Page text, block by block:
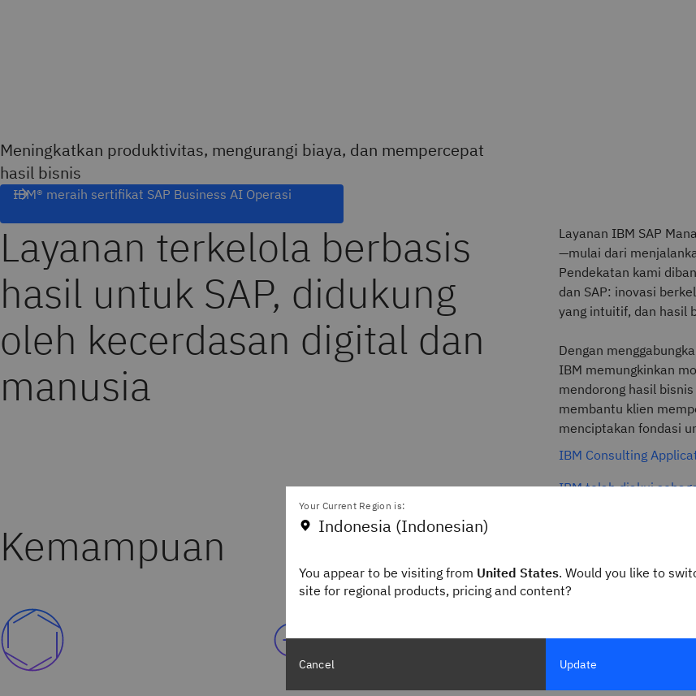
Meningkatkan produktivitas, mengurangi biaya, dan mempercepat
hasil bisnis
IBM® meraih sertifikat SAP Business AI Operasi
Layanan terkelola berbasis
hasil untuk SAP, didukung
oleh kecerdasan digital dan
manusia
Layanan IBM SAP
—mulai dari
Pendekatan kami
dan SAP: inovasi
yang intuitif, dan hasil
Dengan
IBM memungkinkan
mendorong hasil
membantu klien
menciptakan fondasi
IBM Consulting
IBM telah diakui
Kemampuan
Your Current Region is:
Indonesia (Indonesian)
You appear to be visiting from United States. Would you like to
site for regional products, pricing and content?
Cancel Update